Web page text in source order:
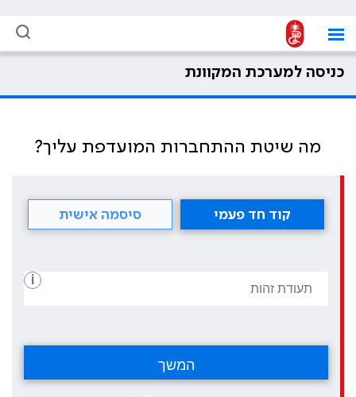
כניסה למערכת המקוונת
מה שיטת ההתחברות המועדפת עליך?
קוד חד פעמי סיסמה אישית
i